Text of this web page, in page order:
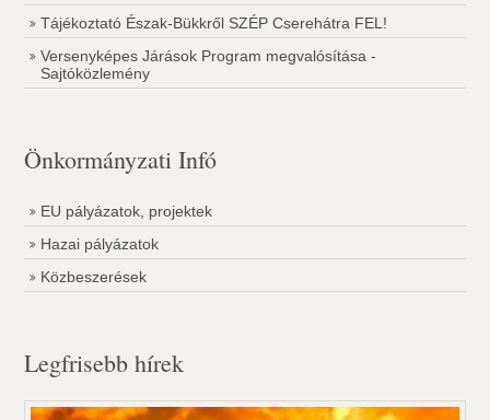
Tájékoztató Észak-Bükkről SZÉP Cserehátra FEL!
Versenyképes Járások Program megvalósítása -
Sajtóközlemény
Önkormányzati Infó
EU pályázatok, projektek
Hazai pályázatok
Közbeszerések
Legfrisebb hírek